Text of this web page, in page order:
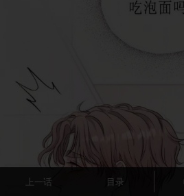
上一话 目录